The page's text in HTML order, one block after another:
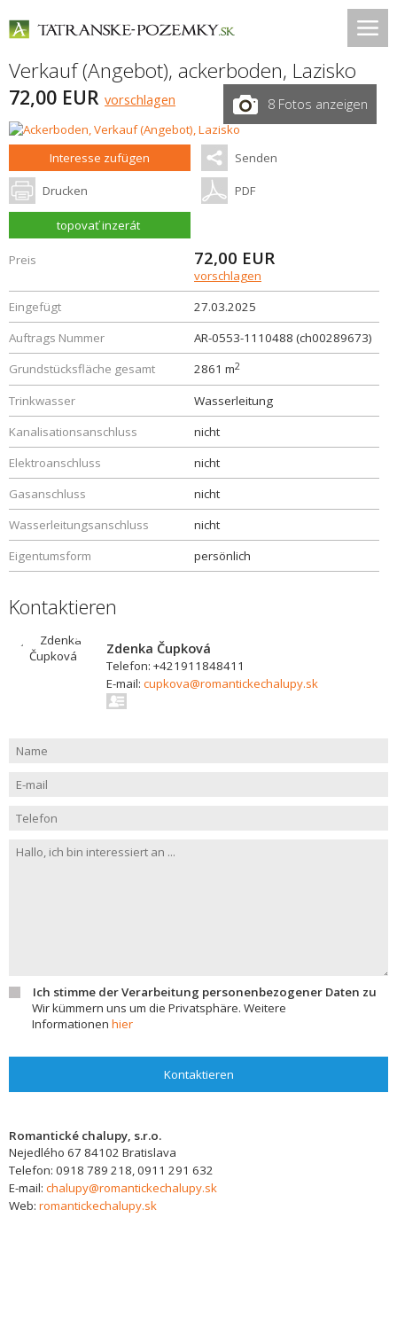
Verkauf (Angebot), ackerboden, Lazisko
72,00 EUR vorschlagen 8 Fotos anzeigen
Interesse zufügen Senden
Drucken PDF
topovať inzerát
Preis 72,00 EUR
vorschlagen
Eingefügt
27.03.2025
Auftrags Nummer
AR-0553-1110488 (ch00289673)
Grundstücksfläche gesamt
2861 m2
Trinkwasser
Wasserleitung
Kanalisationsanschluss
nicht
Elektroanschluss
nicht
Gasanschluss
nicht
Wasserleitungsanschluss
nicht
Eigentumsform
persönlich
Kontaktieren
Zdenka Čupková
Telefon: +421911848411
E-mail: cupkova@romantickechalupy.sk
Ich stimme der Verarbeitung personenbezogener Daten zu
Wir kümmern uns um die Privatsphäre. Weitere
Informationen hier
Kontaktieren
Romantické chalupy, s.r.o.
Nejedlého 67 84102 Bratislava
Telefon: 0918 789 218, 0911 291 632
E-mail: chalupy@romantickechalupy.sk
Web: romantickechalupy.sk